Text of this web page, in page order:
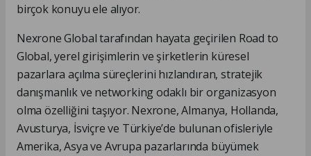
birçok konuyu ele alıyor.
Nexrone Global tarafından hayata geçirilen Road to
Global, yerel girişimlerin ve şirketlerin küresel
pazarlara açılma süreçlerini hızlandıran, stratejik
danışmanlık ve networking odaklı bir organizasyon
olma özelliğini taşıyor. Nexrone, Almanya, Hollanda,
Avusturya, İsviçre ve Türkiye’de bulunan ofisleriyle
Amerika, Asya ve Avrupa pazarlarında büyümek